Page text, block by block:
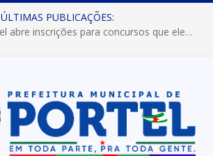
ÚLTIMAS PUBLICAÇÕES:
Prefeitura de Portel abre inscrições para concursos que elegerão os destaques do Verão 2026